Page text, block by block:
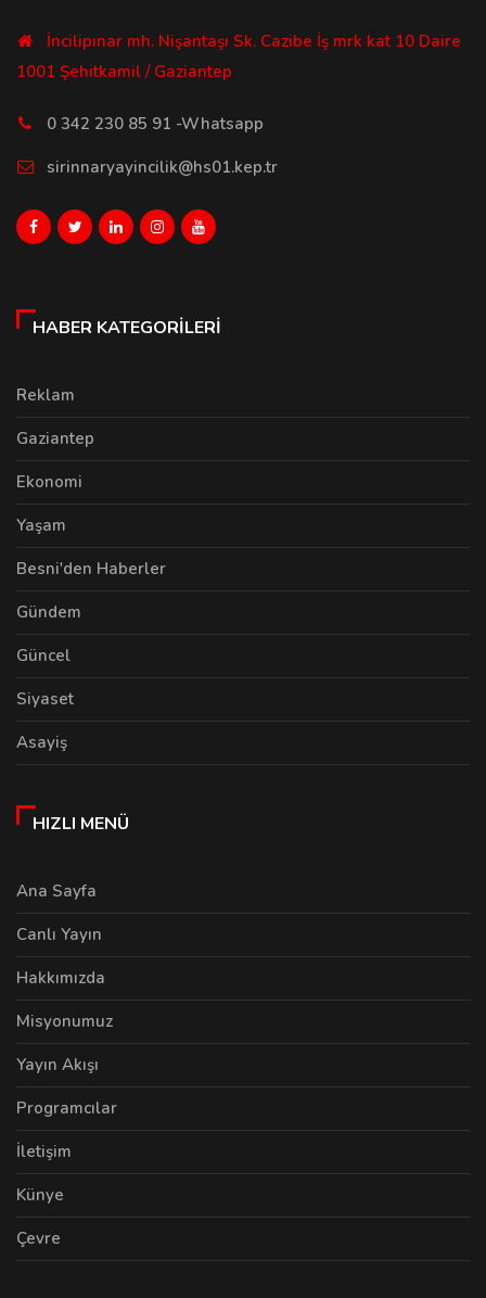
İncilipınar mh. Nişantaşı Sk. Cazibe İş mrk kat 10 Daire
1001 Şehitkamil / Gaziantep
0 342 230 85 91 -Whatsapp
sirinnaryayincilik@hs01.kep.tr
HABER KATEGORILERI
Reklam
Gaziantep
Ekonomi
Yaşam
Besni'den Haberler
Gündem
Güncel
Siyaset
Asayiş
HIZLI MENÜ
Ana Sayfa
Canlı Yayın
Hakkımızda
Misyonumuz
Yayın Akışı
Programcılar
İletişim
Künye
Çevre